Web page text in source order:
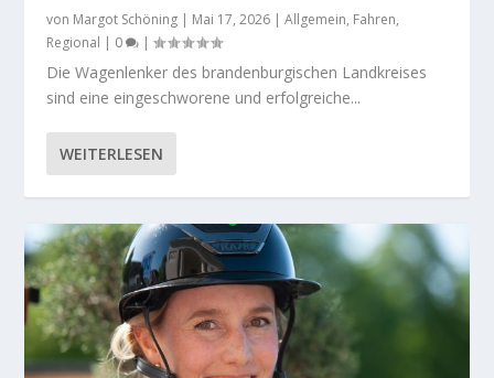
von Margot Schöning | Mai 17, 2026 |Allgemein, Fahren,
Regional | 0 |
Die Wagenlenker des brandenburgischen Landkreises
sind eine eingeschworene und erfolgreiche...
WEITERLESEN